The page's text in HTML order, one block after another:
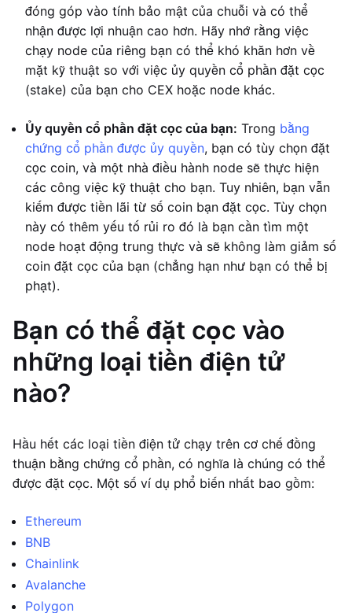
đóng góp vào tính bảo mật của chuỗi và có thể
nhận được lợi nhuận cao hơn. Hãy nhớ rằng việc
chạy node của riêng bạn có thể khó khăn hơn về
mặt kỹ thuật so với việc ủy quyền cổ phần đặt cọc
(stake) của bạn cho CEX hoặc node khác.
Ủy quyền cổ phần đặt cọc của bạn: Trong bằng
chứng cổ phần được ủy quyền, bạn có tùy chọn đặt
cọc coin, và một nhà điều hành node sẽ thực hiện
các công việc kỹ thuật cho bạn. Tuy nhiên, bạn vẫn
kiếm được tiền lãi từ số coin bạn đặt cọc. Tùy chọn
này có thêm yếu tố rủi ro đó là bạn cần tìm một
node hoạt động trung thực và sẽ không làm giảm số
coin đặt cọc của bạn (chẳng hạn như bạn có thể bị
phạt).
Bạn có thể đặt cọc vào
những loại tiền điện tử
nào?
Hầu hết các loại tiền điện tử chạy trên cơ chế đồng
thuận bằng chứng cổ phần, có nghĩa là chúng có thể
được đặt cọc. Một số ví dụ phổ biến nhất bao gồm:
Ethereum
BNB
Chainlink
Avalanche
Polygon